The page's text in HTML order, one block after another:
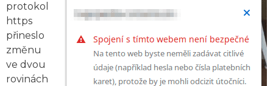
protokol
https
přineslo
změnu
ve dvou
rovinách